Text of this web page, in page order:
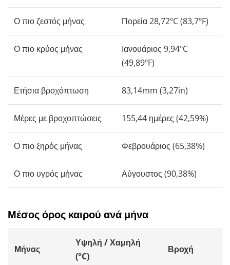
Ο πιο ζεστός μήνας Πορεία 28,72ºC (83,7ºF)
Ο πιο κρύος μήνας
Ιανουάριος 9,94ºC
(49,89ºF)
Ετήσια βροχόπτωση 83,14mm (3,27in)
Μέρες με βροχοπτώσεις 155,44 ημέρες (42,59%)
Ο πιο ξηρός μήνας Φεβρουάριος (65,38%)
Ο πιο υγρός μήνας Αύγουστος (90,38%)
Μέσος όρος καιρού ανά μήνα
Μήνας
Υψηλή / Χαμηλή
(°C)
Βροχή